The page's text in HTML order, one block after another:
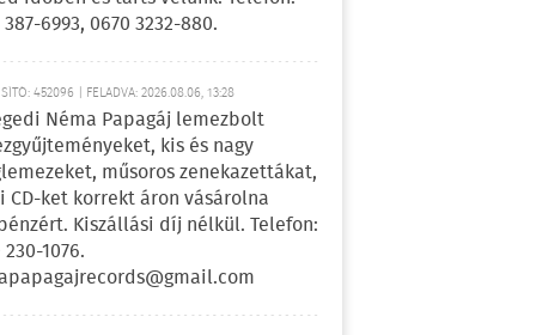
6993, 0670 3232-880.
452096 | FELADVA: 2026.08.06, 13:28
Néma Papagáj lemezbolt
kis és nagy
műsoros zenekazettákat,
CD-ket korrekt áron vásárolna
Kiszállási díj nélkül. Telefon:
1076.